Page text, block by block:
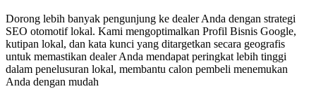
Dorong lebih banyak pengunjung ke dealer Anda dengan strategi
SEO otomotif lokal. Kami mengoptimalkan Profil Bisnis Google,
kutipan lokal, dan kata kunci yang ditargetkan secara geografis
untuk memastikan dealer Anda mendapat peringkat lebih tinggi
dalam penelusuran lokal, membantu calon pembeli menemukan
Anda dengan mudah